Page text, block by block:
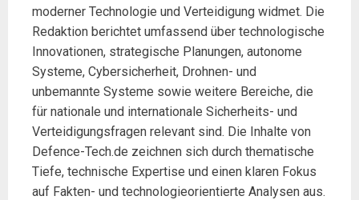
moderner Technologie und Verteidigung widmet. Die
Redaktion berichtet umfassend über technologische
Innovationen, strategische Planungen, autonome
Systeme, Cybersicherheit, Drohnen- und
unbemannte Systeme sowie weitere Bereiche, die
für nationale und internationale Sicherheits- und
Verteidigungsfragen relevant sind. Die Inhalte von
Defence-Tech.de zeichnen sich durch thematische
Tiefe, technische Expertise und einen klaren Fokus
auf Fakten- und technologieorientierte Analysen aus.